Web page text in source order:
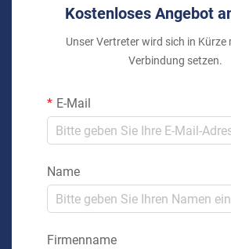
Kostenloses Angebot
Unser Vertreter wird sich in Kürze
Verbindung setzen.
E-Mail
Name
Firmenname